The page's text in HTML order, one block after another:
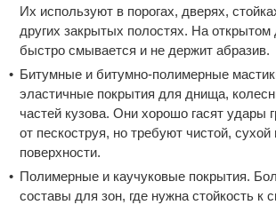
Их используют в порогах, дверях,
других закрытых полостях. На
быстро смывается и не держит абразив.
Битумные и битумно-полимерные
эластичные покрытия для днища,
частей кузова. Они хорошо гасят удары
от пескоструя, но требуют чистой,
поверхности.
Полимерные и каучуковые покрытия.
составы для зон, где нужна стойкость к